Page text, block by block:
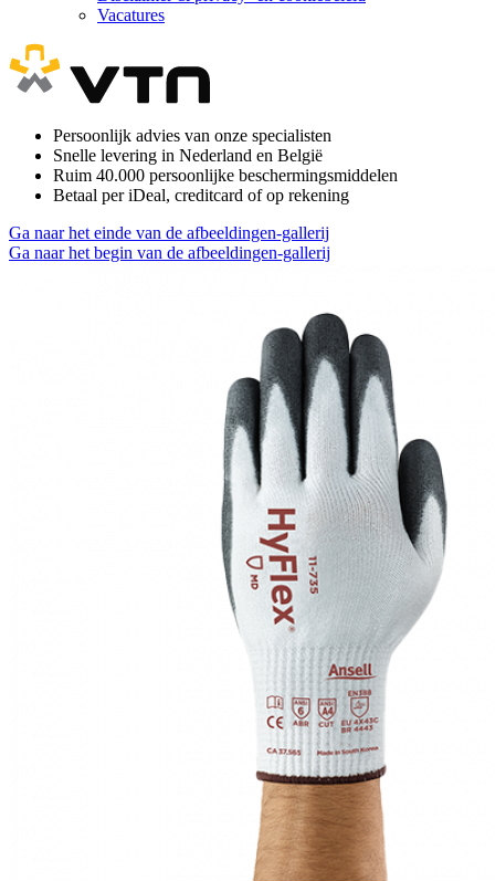
Vacatures
Persoonlijk advies van onze specialisten
Snelle levering in Nederland en België
Ruim 40.000 persoonlijke beschermingsmiddelen
Betaal per iDeal, creditcard of op rekening
Ga naar het einde van de afbeeldingen-gallerij
Ga naar het begin van de afbeeldingen-gallerij